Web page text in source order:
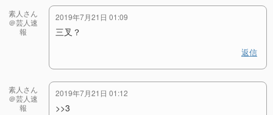
素人さん
＠芸人速
報
2019年7月21日 01:09
三叉？
返信
素人さん
＠芸人速
報
2019年7月21日 01:12
>>3